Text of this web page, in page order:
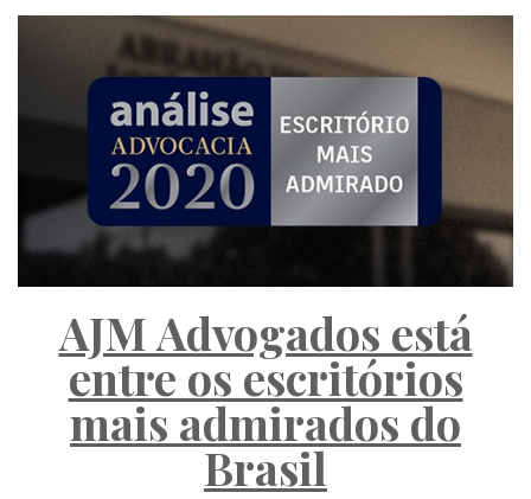
AJM Advogados está
entre os escritórios
mais admirados do
Brasil